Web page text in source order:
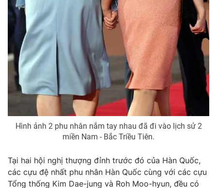
Photo Infographic
Video Shorts video
VTV Money VTV Thể thao
VTV Sức khoẻ Bất động sản
Thị trường 24h Tấm lòng Việt
VTV9 VTV8
Hình ảnh 2 phu nhân nắm tay nhau đã đi vào lịch sử 2
miền Nam - Bắc Triều Tiên.
Tại hai hội nghị thượng đỉnh trước đó của Hàn Quốc,
các cựu đệ nhất phu nhân Hàn Quốc cùng với các cựu
Tổng thống Kim Dae-jung và Roh Moo-hyun, đều có